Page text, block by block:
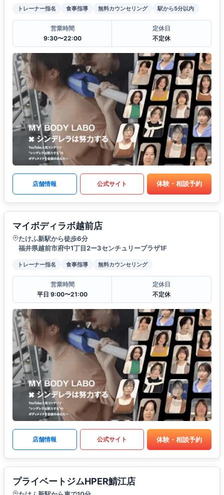
トレーナー指名 食事指導 無料カウンセリング 駅から5分以内
営業時間
9:30〜22:00
定休日
不定休
店舗情報 公式サイト 体験・相談予約
マイボディラボ越前店
たけふ新駅から徒歩6分
福井県越前市府中1丁目2ー3センチュリープラザ1F
トレーナー指名 食事指導 無料カウンセリング
営業時間
平日 9:00〜21:00
定休日
不定休
店舗情報 公式サイト 体験・相談予約
プライベートジムHPER鯖江店